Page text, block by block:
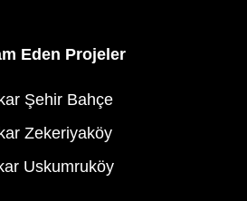
Eden Projeler
Şehir Bahçe
Zekeriyaköy
Uskumruköy